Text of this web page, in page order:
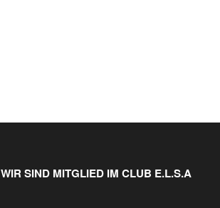
WIR SIND MITGLIED IM CLUB E.L.S.A